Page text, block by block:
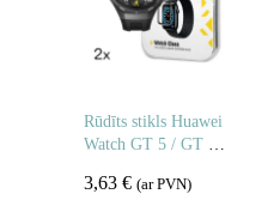
Rūdīts stikls Huawei
Watch GT 5 / GT 5
Pro / GT 3 / GT 3
3,63 € (ar PVN)